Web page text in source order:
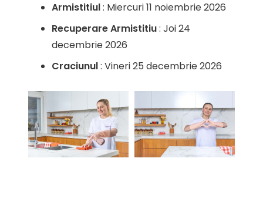
Armistitiul: Miercuri 11 noiembrie 2026
Recuperare Armistitiu: Joi 24
decembrie 2026
Craciunul: Vineri 25 decembrie 2026